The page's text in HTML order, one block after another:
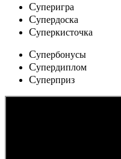
Cуперигра
Cупердоска
Cуперкисточка
Cупербонусы
Cупердиплом
Cуперприз